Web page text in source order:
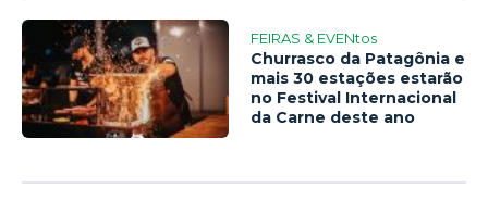
FEIRAS & EVENtos
Churrasco da Patagônia e
mais 30 estações estarão
no Festival Internacional
da Carne deste ano